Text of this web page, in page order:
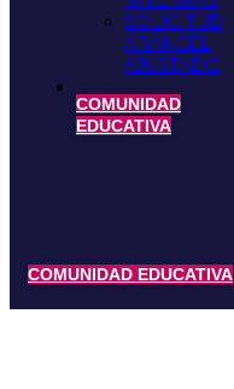
SOLICITUD
ARANCEL
AJUSTADO
COMUNIDAD
EDUCATIVA
COMUNIDAD EDUCATIVA